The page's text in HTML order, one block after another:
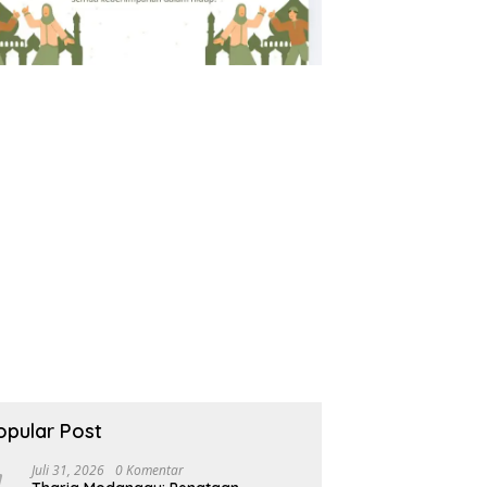
Post
Juli 31, 2026 0 Komentar